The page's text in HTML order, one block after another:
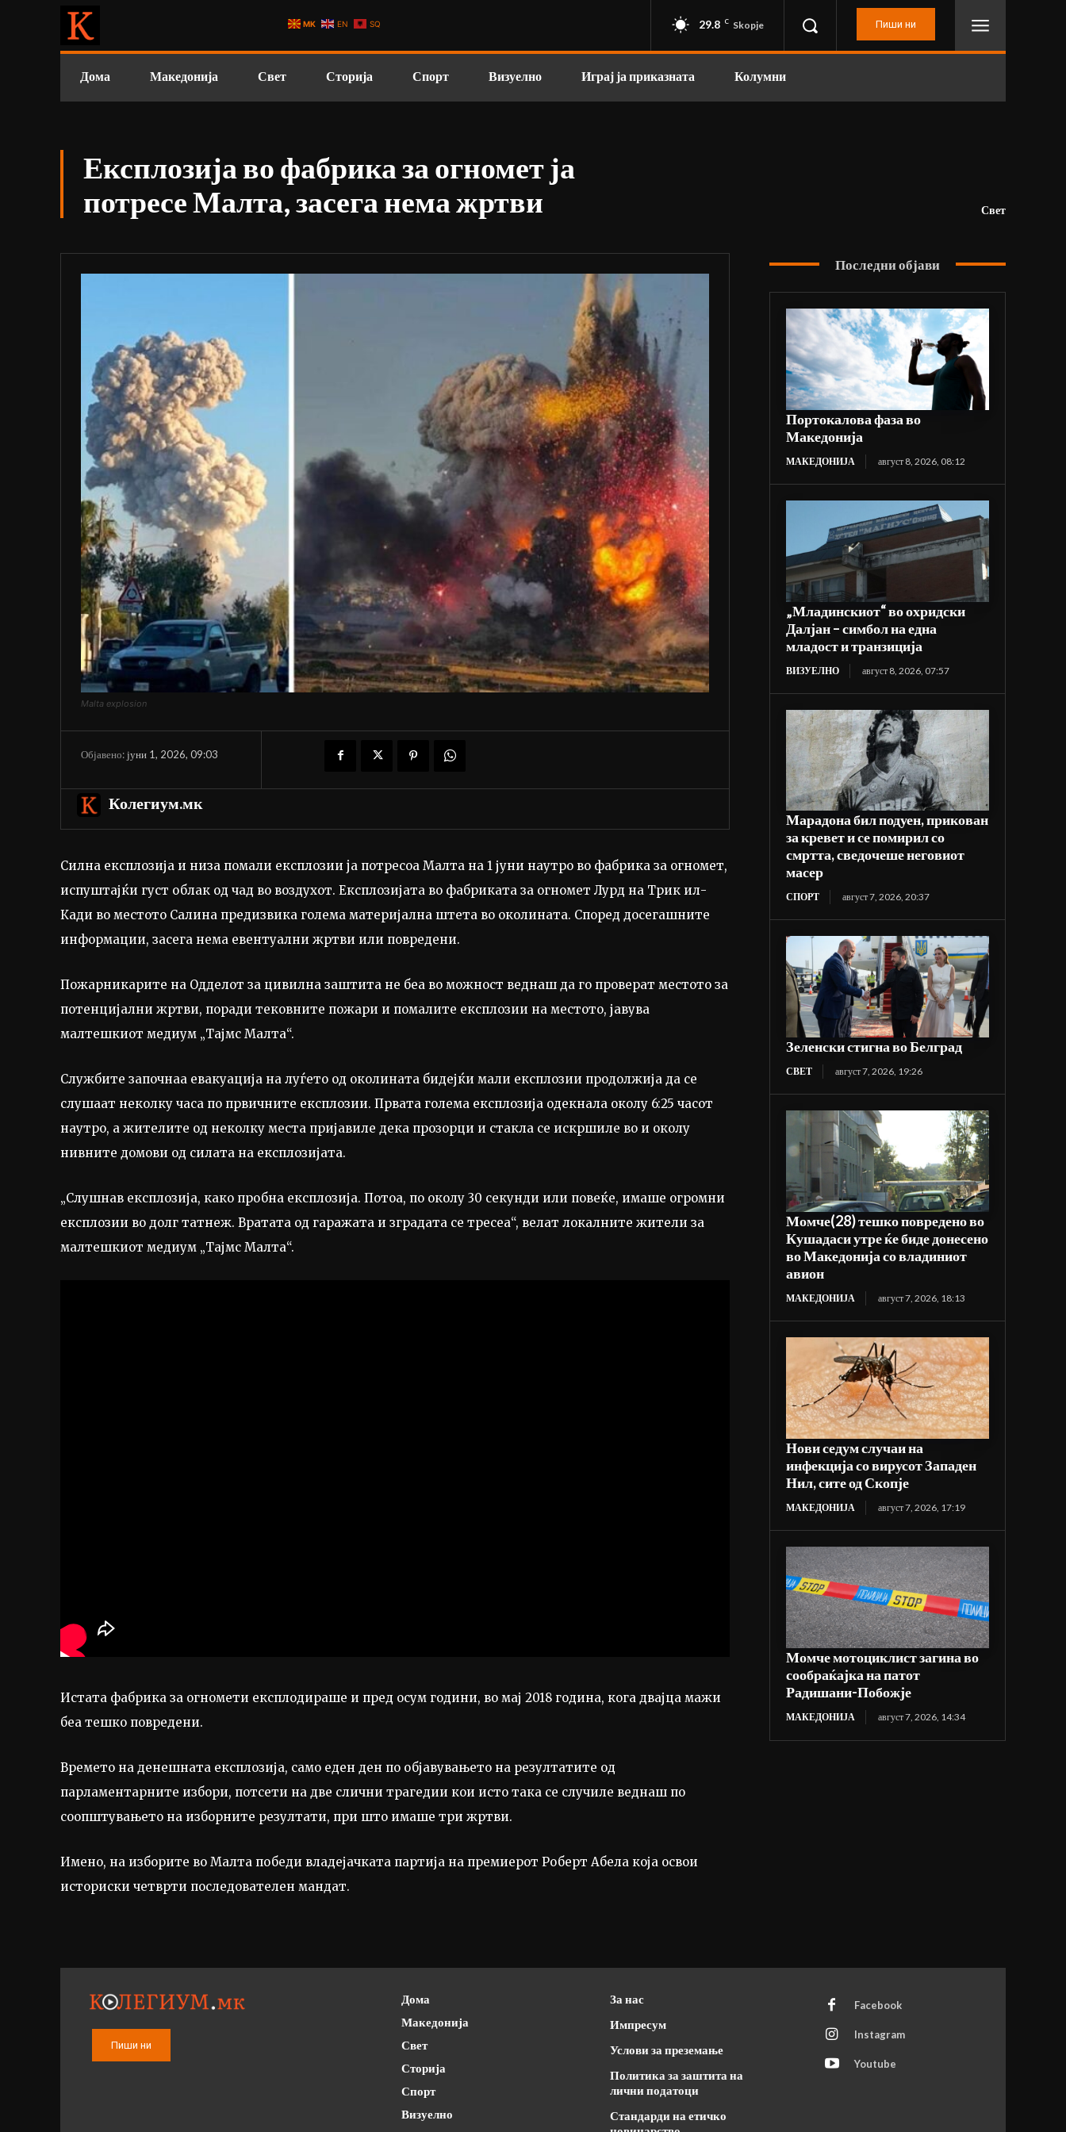
29.8 C Skopje Пиши ни
Дома Македонија Свет Сторија Спорт Визуелно Играј ја приказната Колумни
Експлозија во фабрика за огномет ја
потресе Малта, засега нема жртви
Свет
Malta explosion
Објавено:јуни 1, 2026, 09:03
Колегиум.мк
Силна експлозија и низа помали експлозии ja потресоа Малта на 1 јуни наутро во фабрика за огномет,
испуштајќи густ облак од чад во воздухот. Експлозијата во фабриката за огномет Лурд на Трик ил-
Кади во местото Салина предизвика голема материјална штета во околината. Според досегашните
информации, засега нема евентуални жртви или повредени.
Пожарникарите на Одделот за цивилна заштита не беа во можност веднаш да го проверат местото за
потенцијални жртви, поради тековните пожари и помалите експлозии на местото, јавува
малтешкиот медиум „Тајмс Малта“.
Службите започнаа евакуација на луѓето од околината бидејќи мали експлозии продолжија да се
слушаат неколку часа по првичните експлозии. Првата голема експлозија одекнала околу 6:25 часот
наутро, а жителите од неколку места пријавиле дека прозорци и стакла се искршиле во и околу
нивните домови од силата на експлозијата.
„Слушнав експлозија, како пробна експлозија. Потоа, по околу 30 секунди или повеќе, имаше огромни
експлозии во долг татнеж. Вратата од гаражата и зградата се тресеа“, велат локалните жители за
малтешкиот медиум „Тајмс Малта“.
Истата фабрика за огномети експлодираше и пред осум години, во мај 2018 година, кога двајца мажи
беа тешко повредени.
Времето на денешната експлозија, само еден ден по објавувањето на резултатите од
парламентарните избори, потсети на две слични трагедии кои исто така се случиле веднаш по
соопштувањето на изборните резултати, при што имаше три жртви.
Имено, на изборите во Малта победи владејачката партија на премиерот Роберт Абела која освои
историски четврти последователен мандат.
Последни објави
Портокалова фаза во
Македонија
МАКЕДОНИЈА август 8, 2026, 08:12
„Младинскиот“ во охридски
Далјан – симбол на една
младост и транзиција
ВИЗУЕЛНО август 8, 2026, 07:57
Марадона бил подуен, прикован
за кревет и се помирил со
смртта, сведочеше неговиот
масер
СПОРТ август 7, 2026, 20:37
Зеленски стигна во Белград
СВЕТ август 7, 2026, 19:26
Момче(28) тешко повредено во
Кушадаси утре ќе биде донесено
во Македонија со владиниот
авион
МАКЕДОНИЈА август 7, 2026, 18:13
Нови седум случаи на
инфекција со вирусот Западен
Нил, сите од Скопје
МАКЕДОНИЈА август 7, 2026, 17:19
Момче мотоциклист загина во
сообраќајка на патот
Радишани-Побожје
МАКЕДОНИЈА август 7, 2026, 14:34
Пиши ни
Дома
Македонија
Свет
Сторија
Спорт
Визуелно
За нас
Импресум
Услови за преземање
Политика за заштита на
лични податоци
Стандарди на етичко
Facebook
Instagram
Youtube
MK EN SQ